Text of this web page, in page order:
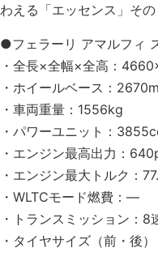
わえる「エッセンス」その
●フェラーリ アマルフィ
・全長×全幅×全高：
・ホイールベース：
・車両重量：1556kg
・パワーユニット：
・エンジン最高出力：
・エンジン最大トルク：
・WLTCモード燃費：―
・トランスミッション：8
・タイヤサイズ（前・後